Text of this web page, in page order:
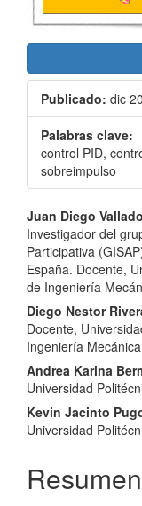
Publicado: dic
Palabras clave:
control PID,
sobreimpulso
principal
del
artículo
Juan Diego
Investigador del
Participativa
España. Docente,
de Ingeniería
Diego Nestor
Docente,
Ingeniería
Andrea Karina
Universidad
Kevin Jacinto
Universidad
Resumen